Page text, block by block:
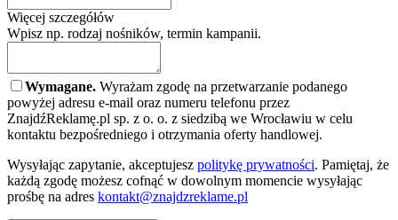
Więcej szczegółów
Wpisz np. rodzaj nośników, termin kampanii.
Wymagane. Wyrażam zgodę na przetwarzanie podanego
powyżej adresu e-mail oraz numeru telefonu przez
ZnajdźReklamę.pl sp. z o. o. z siedzibą we Wrocławiu w celu
kontaktu bezpośredniego i otrzymania oferty handlowej.
Wysyłając zapytanie, akceptujesz politykę prywatności. Pamiętaj, że
każdą zgodę możesz cofnąć w dowolnym momencie wysyłając
prośbę na adres kontakt@znajdzreklame.pl